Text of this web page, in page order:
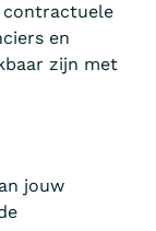
contractuele
en
zijn met
jouw